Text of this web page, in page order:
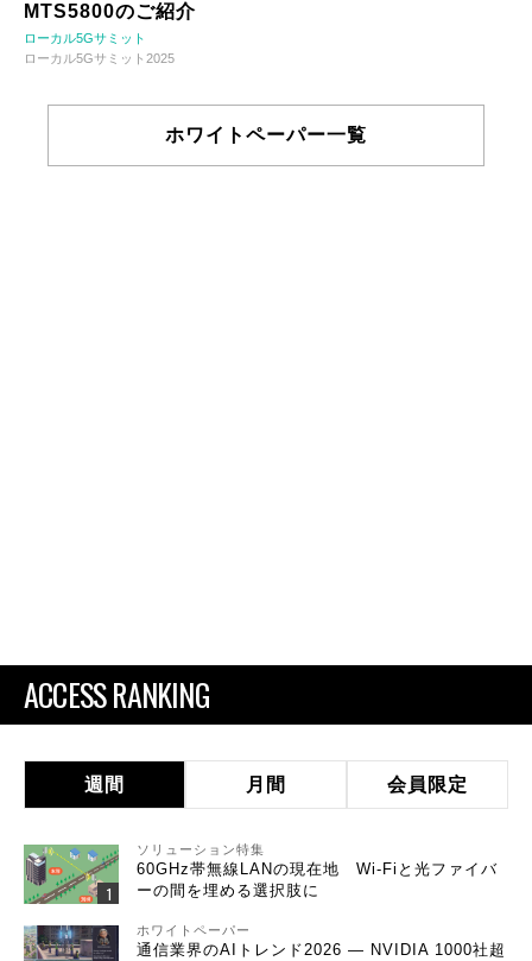
MTS5800のご紹介
ローカル5Gサミット
ローカル5Gサミット2025
ホワイトペーパー一覧
ACCESS RANKING
週間 月間 会員限定
ソリューション特集
60GHz帯無線LANの現在地 Wi-Fiと光ファイバ
ーの間を埋める選択肢に
ホワイトペーパー
通信業界のAIトレンド2026 ― NVIDIA 1000社超